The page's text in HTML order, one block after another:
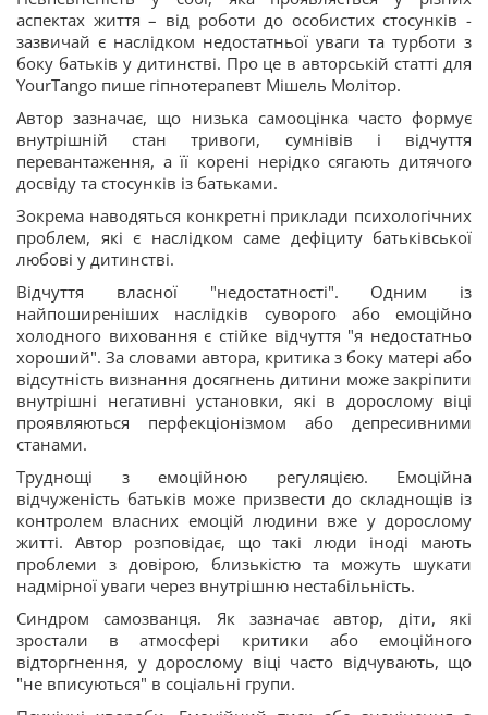
аспектах життя – від роботи до особистих стосунків -
зазвичай є наслідком недостатньої уваги та турботи з
боку батьків у дитинстві. Про це в авторській статті для
YourTango пише гіпнотерапевт Мішель Молітор.
Автор зазначає, що низька самооцінка часто формує
внутрішній стан тривоги, сумнівів і відчуття
перевантаження, а її корені нерідко сягають дитячого
досвіду та стосунків із батьками.
Зокрема наводяться конкретні приклади психологічних
проблем, які є наслідком саме дефіциту батьківської
любові у дитинстві.
Відчуття власної "недостатності". Одним із
найпоширеніших наслідків суворого або емоційно
холодного виховання є стійке відчуття "я недостатньо
хороший". За словами автора, критика з боку матері або
відсутність визнання досягнень дитини може закріпити
внутрішні негативні установки, які в дорослому віці
проявляються перфекціонізмом або депресивними
станами.
Труднощі з емоційною регуляцією. Емоційна
відчуженість батьків може призвести до складнощів із
контролем власних емоцій людини вже у дорослому
житті. Автор розповідає, що такі люди іноді мають
проблеми з довірою, близькістю та можуть шукати
надмірної уваги через внутрішню нестабільність.
Синдром самозванця. Як зазначає автор, діти, які
зростали в атмосфері критики або емоційного
відторгнення, у дорослому віці часто відчувають, що
"не вписуються" в соціальні групи.